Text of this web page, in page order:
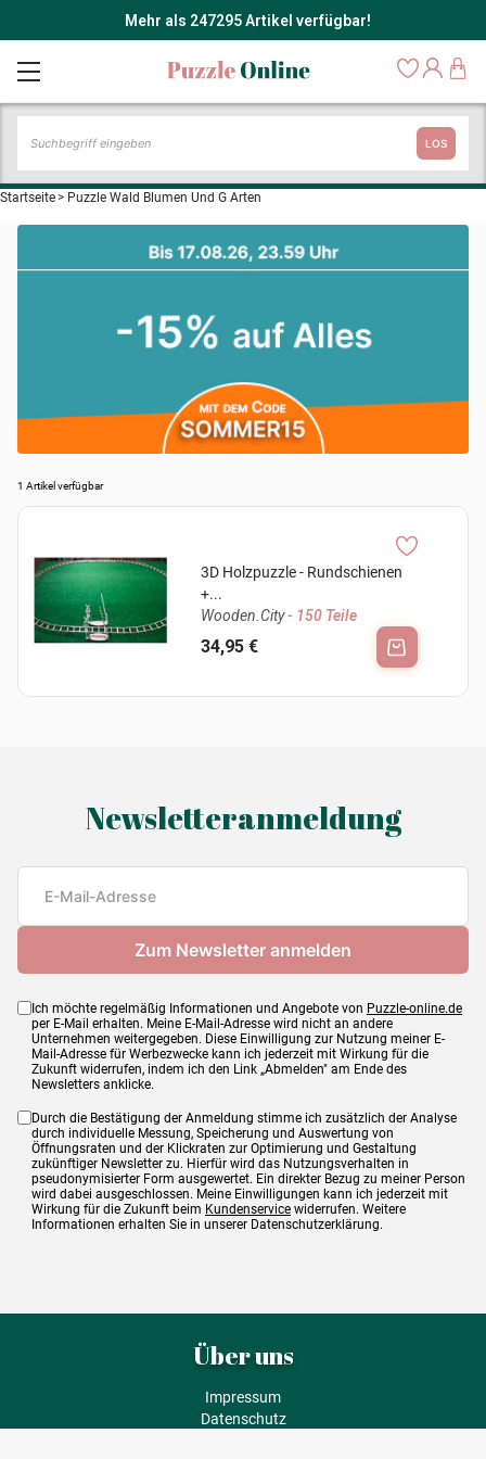
Mehr als 247295 Artikel verfügbar!
LOS
Startseite> Puzzle Wald Blumen Und G Arten
1 Artikel verfügbar
3D Holzpuzzle - Rundschienen
+...
Wooden.City- 150 Teile
34,95 €
Newsletteranmeldung
Ich möchte regelmäßig Informationen und Angebote von Puzzle-online.de
per E-Mail erhalten. Meine E-Mail-Adresse wird nicht an andere
Unternehmen weitergegeben. Diese Einwilligung zur Nutzung meiner E-
Mail-Adresse für Werbezwecke kann ich jederzeit mit Wirkung für die
Zukunft widerrufen, indem ich den Link „Abmelden" am Ende des
Newsletters anklicke.
Durch die Bestätigung der Anmeldung stimme ich zusätzlich der Analyse
durch individuelle Messung, Speicherung und Auswertung von
Öffnungsraten und der Klickraten zur Optimierung und Gestaltung
zukünftiger Newsletter zu. Hierfür wird das Nutzungsverhalten in
pseudonymisierter Form ausgewertet. Ein direkter Bezug zu meiner Person
wird dabei ausgeschlossen. Meine Einwilligungen kann ich jederzeit mit
Wirkung für die Zukunft beim Kundenservice widerrufen. Weitere
Informationen erhalten Sie in unserer Datenschutzerklärung.
Über uns
Impressum
Datenschutz